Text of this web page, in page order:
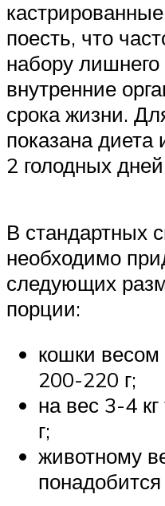
поесть, что
набору лишнего
внутренние
срока жизни.
показана диета
2 голодных
В стандартных
необходимо
следующих
порции:
кошки весом
200-220 г;
на вес 3-4
г;
животному